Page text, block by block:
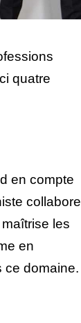
quatre
en compte
collabore
les
en
ce domaine.